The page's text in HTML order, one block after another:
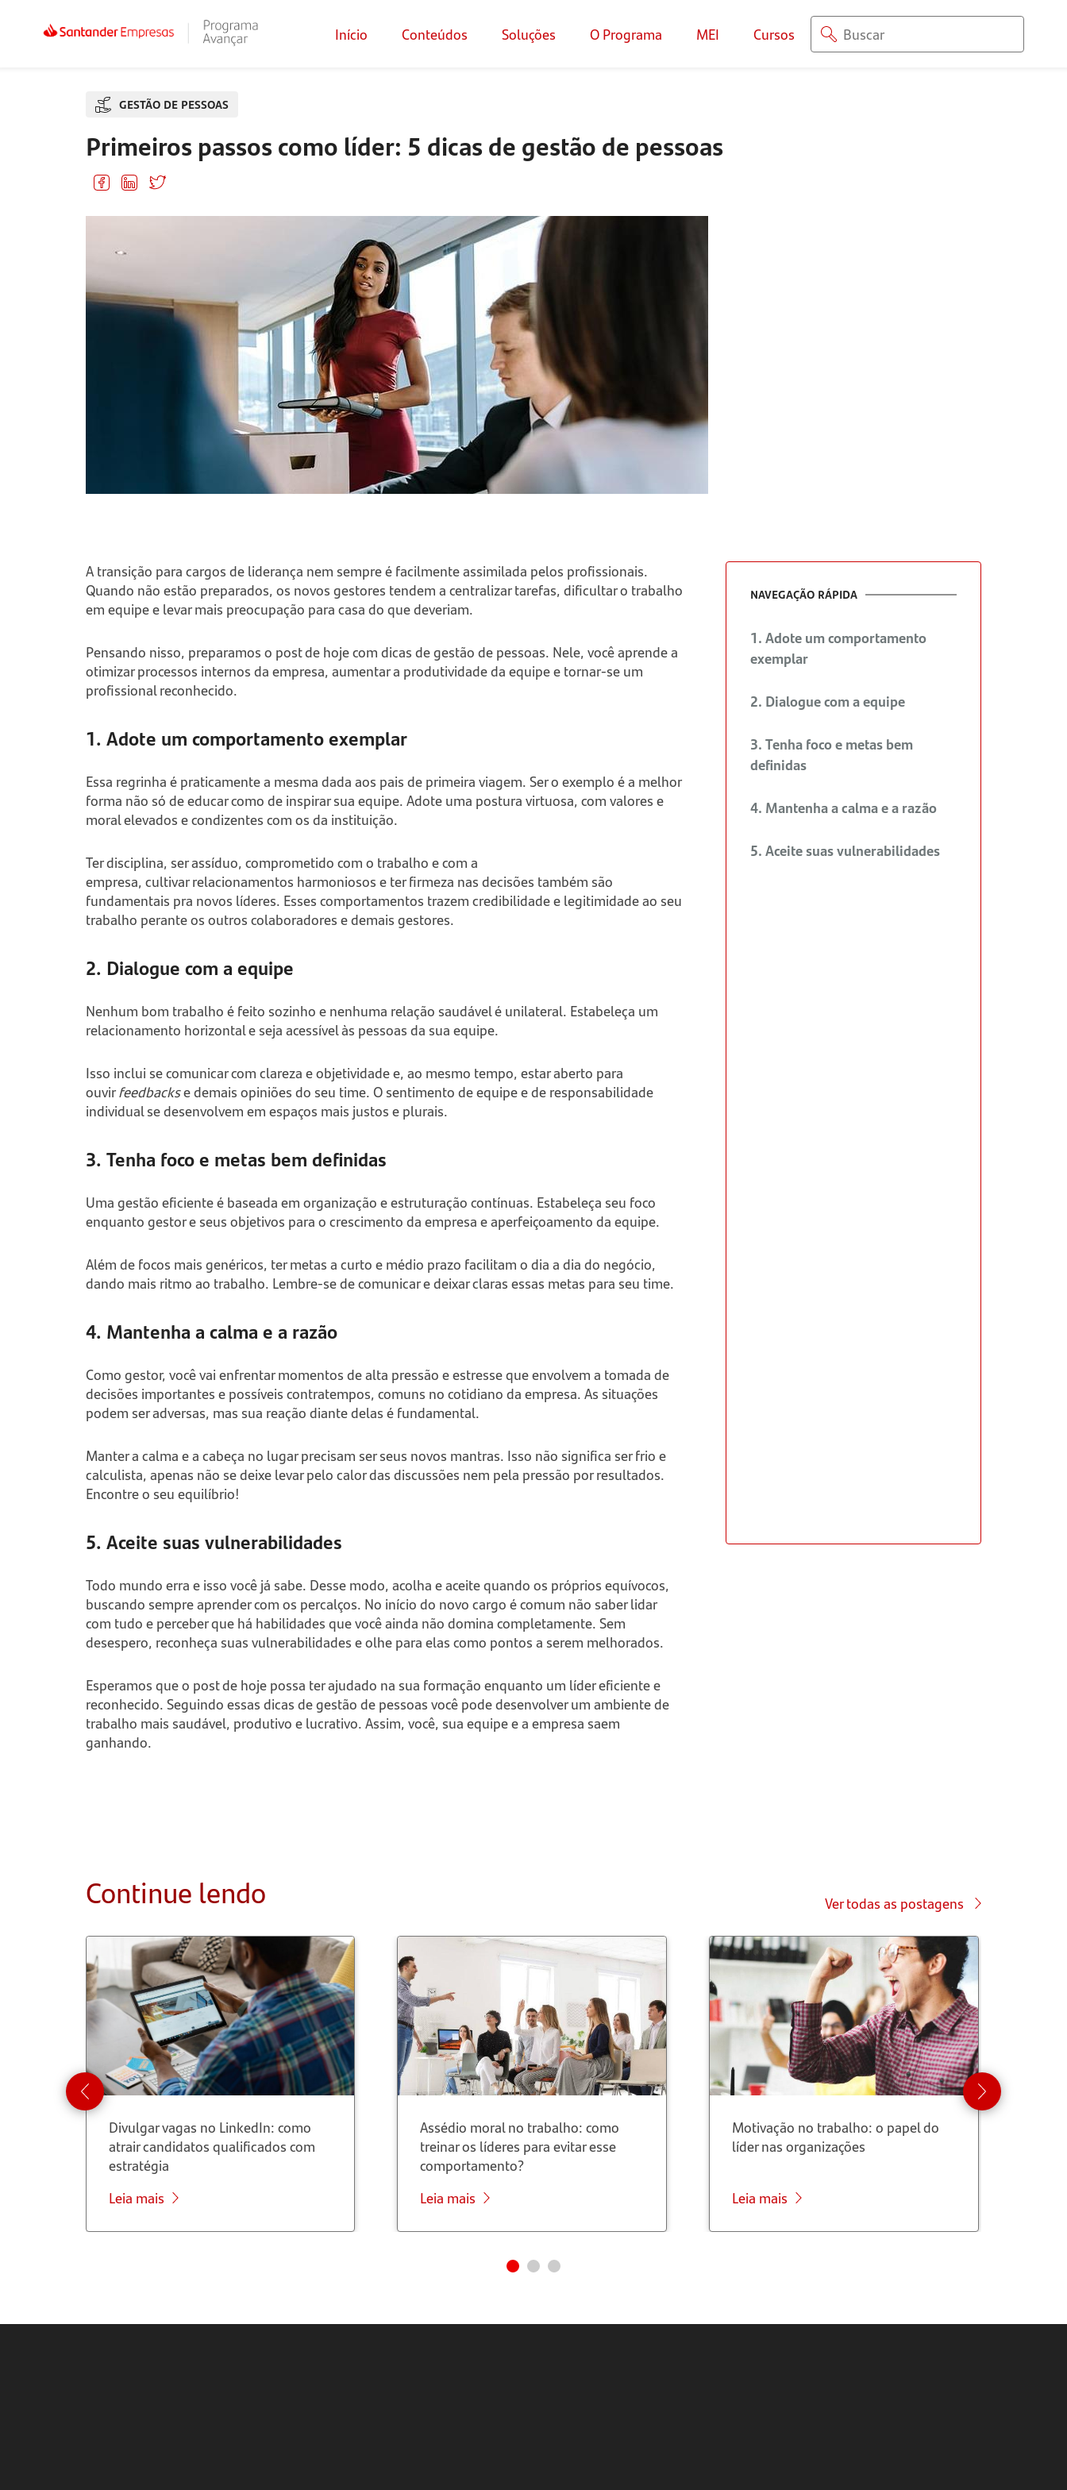
Início Conteúdos Soluções O Programa MEI Cursos
GESTÃO DE PESSOAS
Primeiros passos como líder: 5 dicas de gestão de pessoas
A transição para cargos de liderança nem sempre é facilmente assimilada pelos profissionais.
Quando não estão preparados, os novos gestores tendem a centralizar tarefas, dificultar o trabalho
em equipe e levar mais preocupação para casa do que deveriam.
Pensando nisso, preparamos o post de hoje com dicas de gestão de pessoas. Nele, você aprende a
otimizar processos internos da empresa, aumentar a produtividade da equipe e tornar-se um
profissional reconhecido.
1. Adote um comportamento exemplar
Essa regrinha é praticamente a mesma dada aos pais de primeira viagem. Ser o exemplo é a melhor
forma não só de educar como de inspirar sua equipe. Adote uma postura virtuosa, com valores e
moral elevados e condizentes com os da instituição.
Ter disciplina, ser assíduo, comprometido com o trabalho e com a
empresa, cultivar relacionamentos harmoniosos e ter firmeza nas decisões também são
fundamentais pra novos líderes. Esses comportamentos trazem credibilidade e legitimidade ao seu
trabalho perante os outros colaboradores e demais gestores.
2. Dialogue com a equipe
Nenhum bom trabalho é feito sozinho e nenhuma relação saudável é unilateral. Estabeleça um
relacionamento horizontal e seja acessível às pessoas da sua equipe.
Isso inclui se comunicar com clareza e objetividade e, ao mesmo tempo, estar aberto para
ouvirfeedbackse demais opiniões do seu time. O sentimento de equipe e de responsabilidade
individual se desenvolvem em espaços mais justos e plurais.
3. Tenha foco e metas bem definidas
Uma gestão eficiente é baseada em organização e estruturação contínuas. Estabeleça seu foco
enquanto gestor e seus objetivos para o crescimento da empresa e aperfeiçoamento da equipe.
Além de focos mais genéricos, ter metas a curto e médio prazo facilitam o dia a dia do negócio,
dando mais ritmo ao trabalho. Lembre-se de comunicar e deixar claras essas metas para seu time.
4. Mantenha a calma e a razão
Como gestor, você vai enfrentar momentos de alta pressão e estresse que envolvem a tomada de
decisões importantes e possíveis contratempos, comuns no cotidiano da empresa. As situações
podem ser adversas, mas sua reação diante delas é fundamental.
Manter a calma e a cabeça no lugar precisam ser seus novos mantras. Isso não significa ser frio e
calculista, apenas não se deixe levar pelo calor das discussões nem pela pressão por resultados.
Encontre o seu equilíbrio!
5. Aceite suas vulnerabilidades
Todo mundo erra e isso você já sabe. Desse modo, acolha e aceite quando os próprios equívocos,
buscando sempre aprender com os percalços. No início do novo cargo é comum não saber lidar
com tudo e perceber que há habilidades que você ainda não domina completamente. Sem
desespero, reconheça suas vulnerabilidades e olhe para elas como pontos a serem melhorados.
Esperamos que o post de hoje possa ter ajudado na sua formação enquanto um líder eficiente e
reconhecido. Seguindo essas dicas de gestão de pessoas você pode desenvolver um ambiente de
trabalho mais saudável, produtivo e lucrativo. Assim, você, sua equipe e a empresa saem
ganhando.
NAVEGAÇÃO RÁPIDA
1. Adote um comportamento
exemplar
2. Dialogue com a equipe
3. Tenha foco e metas bem
definidas
4. Mantenha a calma e a razão
5. Aceite suas vulnerabilidades
Continue lendo Ver todas as postagens
Divulgar vagas no LinkedIn: como
atrair candidatos qualificados com
estratégia
Leia mais
Assédio moral no trabalho: como
treinar os líderes para evitar esse
comportamento?
Leia mais
Motivação no trabalho: o papel do
líder nas organizações
Leia mais